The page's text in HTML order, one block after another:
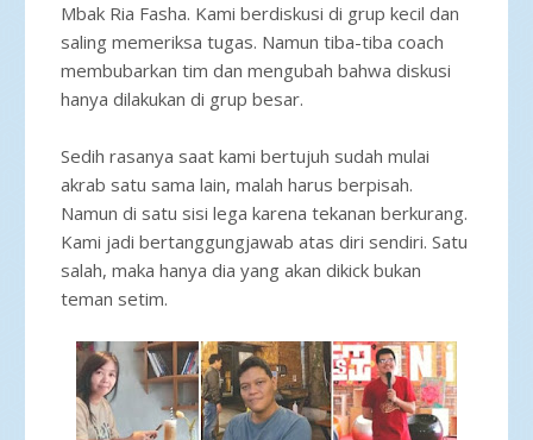
Mbak Ria Fasha. Kami berdiskusi di grup kecil dan
saling memeriksa tugas. Namun tiba-tiba coach
membubarkan tim dan mengubah bahwa diskusi
hanya dilakukan di grup besar.
Sedih rasanya saat kami bertujuh sudah mulai
akrab satu sama lain, malah harus berpisah.
Namun di satu sisi lega karena tekanan berkurang.
Kami jadi bertanggungjawab atas diri sendiri. Satu
salah, maka hanya dia yang akan dikick bukan
teman setim.